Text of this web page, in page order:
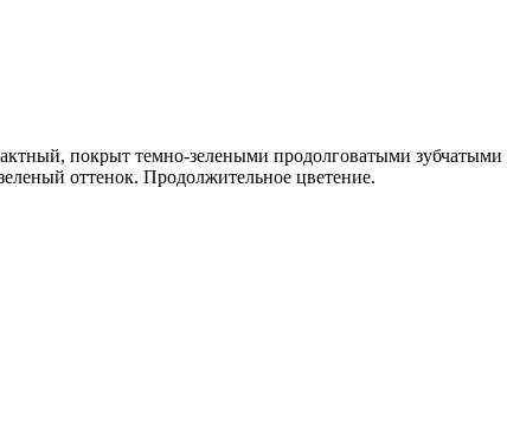
покрыт темно-зелеными продолговатыми зубчатыми
оттенок. Продолжительное цветение.